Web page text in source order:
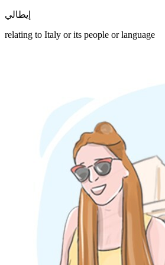
إيطالي
relating to Italy or its people or language